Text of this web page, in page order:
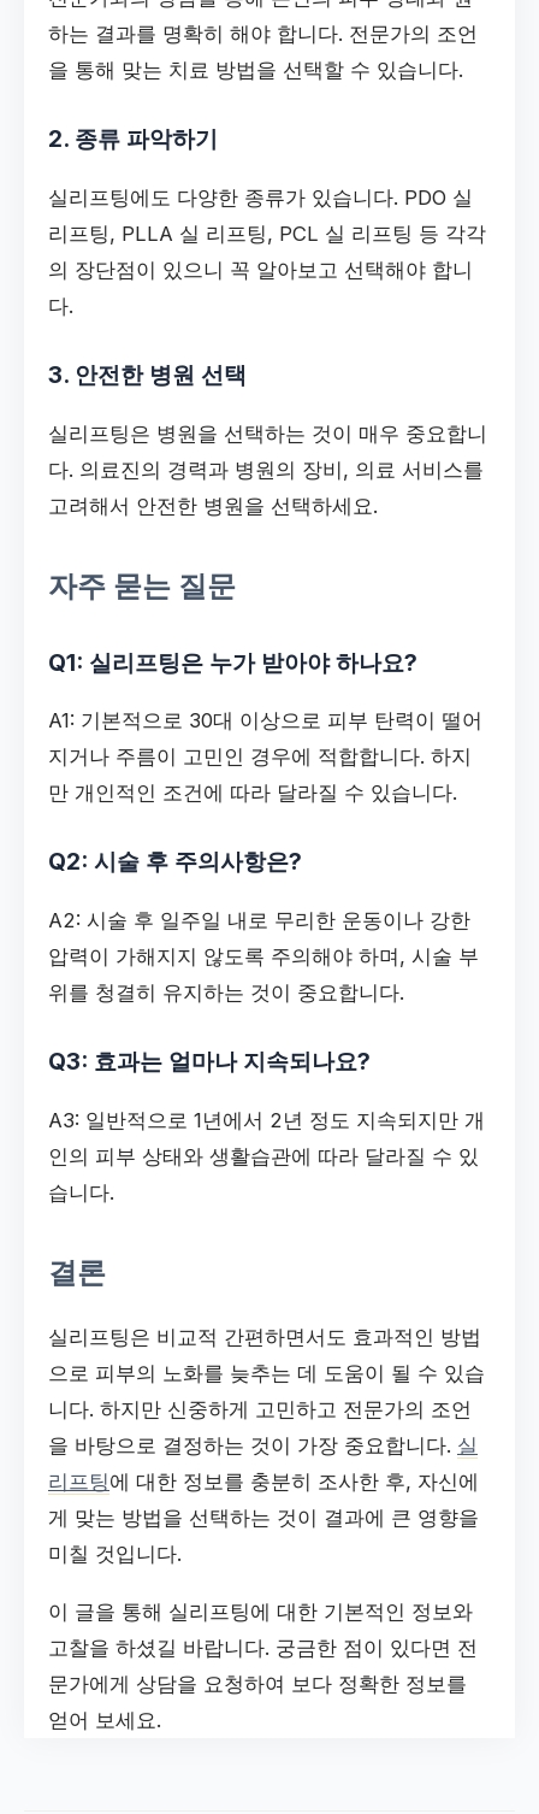
하는 결과를 명확히 해야 합니다. 전문가의 조언
을 통해 맞는 치료 방법을 선택할 수 있습니다.
2. 종류 파악하기
실리프팅에도 다양한 종류가 있습니다. PDO 실
리프팅, PLLA 실 리프팅, PCL 실 리프팅 등 각각
의 장단점이 있으니 꼭 알아보고 선택해야 합니
다.
3. 안전한 병원 선택
실리프팅은 병원을 선택하는 것이 매우 중요합니
다. 의료진의 경력과 병원의 장비, 의료 서비스를
고려해서 안전한 병원을 선택하세요.
자주 묻는 질문
Q1: 실리프팅은 누가 받아야 하나요?
A1: 기본적으로 30대 이상으로 피부 탄력이 떨어
지거나 주름이 고민인 경우에 적합합니다. 하지
만 개인적인 조건에 따라 달라질 수 있습니다.
Q2: 시술 후 주의사항은?
A2: 시술 후 일주일 내로 무리한 운동이나 강한
압력이 가해지지 않도록 주의해야 하며, 시술 부
위를 청결히 유지하는 것이 중요합니다.
Q3: 효과는 얼마나 지속되나요?
A3: 일반적으로 1년에서 2년 정도 지속되지만 개
인의 피부 상태와 생활습관에 따라 달라질 수 있
습니다.
결론
실리프팅은 비교적 간편하면서도 효과적인 방법
으로 피부의 노화를 늦추는 데 도움이 될 수 있습
니다. 하지만 신중하게 고민하고 전문가의 조언
을 바탕으로 결정하는 것이 가장 중요합니다. 실
리프팅에 대한 정보를 충분히 조사한 후, 자신에
게 맞는 방법을 선택하는 것이 결과에 큰 영향을
미칠 것입니다.
이 글을 통해 실리프팅에 대한 기본적인 정보와
고찰을 하셨길 바랍니다. 궁금한 점이 있다면 전
문가에게 상담을 요청하여 보다 정확한 정보를
얻어 보세요.